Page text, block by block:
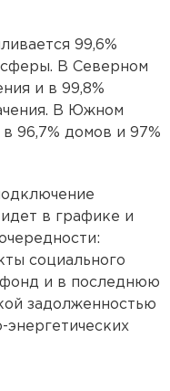
99,6%
В Северном
и в 99,8%
В Южном
96,7% домов и 97%
в графике и
социального
фонд и в последнюю
задолженностью